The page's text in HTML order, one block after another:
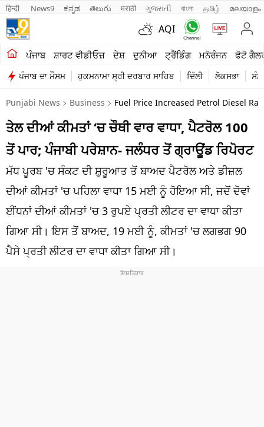
हिन्दी News9 ಕನ್ನಡ తెలుగు मराठी ગુજરાતી বাংলা தமிழ் മലയാളം
AQI
ਪੰਜਾਬ ਸ਼ਾਰਟ ਵੀਡੀਓਜ਼ ਦੇਸ਼ ਦੁਨੀਆ ਟ੍ਰੈਂਡਿੰਗ ਮਨੋਰੰਜਨ ਫੋਟੋ
ਪੰਜਾਬ ਦਾ ਮੌਸਮ ਹੁਕਮਨਾਮਾ ਸ੍ਰੀ ਦਰਬਾਰ ਸਾਹਿਬ ਦਿੱਲੀ ਲੋਕਸਭਾ
ਖੇਤੀਬਾੜੀ
ਸ਼ਾਰਟ ਵੀਡੀਓਜ਼
ਕਾਰੋਬਾਰ
ਕਰਿਅਰ
ਮਨੋਰੰਜਨ
ਦੇਸ਼
ਲਾਈਫ ਸਟਾਈਲ
ਪੰਜਾਬ
Punjabi News Business Fuel Price Increased Petrol Diesel
ਤੇਲ ਦੀਆਂ ਕੀਮਤਾਂ ‘ਚ ਚੌਥੀ ਵਾਰ ਵਾਧਾ, ਪੈਟਰੋਲ 100
ਤੋਂ ਪਾਰ; ਪੰਜਾਬੀ ਪਰੇਸ਼ਾਨ- ਜਲੰਧਰ ਤੋਂ ਗ੍ਰਾਊਂਡ ਰਿਪੋਰਟ
ਮੱਧ ਪੂਰਬ 'ਚ ਸੰਕਟ ਦੀ ਸ਼ੁਰੂਆਤ ਤੋਂ ਬਾਅਦ ਪੈਟਰੋਲ ਅਤੇ ਡੀਜ਼ਲ
ਦੀਆਂ ਕੀਮਤਾਂ 'ਚ ਪਹਿਲਾ ਵਾਧਾ 15 ਮਈ ਨੂੰ ਹੋਇਆ ਸੀ, ਜਦੋਂ ਦੋਵਾਂ
ਈਂਧਨਾਂ ਦੀਆਂ ਕੀਮਤਾਂ 'ਚ 3 ਰੁਪਏ ਪ੍ਰਤੀ ਲੀਟਰ ਦਾ ਵਾਧਾ ਕੀਤਾ
ਗਿਆ ਸੀ। ਇਸ ਤੋਂ ਬਾਅਦ, 19 ਮਈ ਨੂੰ, ਕੀਮਤਾਂ 'ਚ ਲਗਭਗ 90
ਪੈਸੇ ਪ੍ਰਤੀ ਲੀਟਰ ਦਾ ਵਾਧਾ ਕੀਤਾ ਗਿਆ ਸੀ।